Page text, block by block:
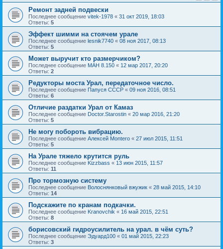
Ремонт задней подвески
Последнее сообщение vitek-1978 « 31 окт 2019, 18:03
Ответы: 5
Эффект шимми на стоячем урале
Последнее сообщение lesnik7740 « 08 ноя 2017, 08:13
Ответы: 5
Может выручит кто размерчиком?
Последнее сообщение МАН 8.150 « 12 мар 2017, 20:20
Ответы: 2
Редукторы моста Урал, передаточное число.
Последнее сообщение Папуся СССР « 09 ноя 2016, 08:51
Ответы: 6
Отличие раздатки Урал от Камаз
Последнее сообщение Doctor.Starostin « 20 мар 2016, 21:20
Ответы: 5
Не могу побороть вибрацию.
Последнее сообщение Алексей Montero « 27 июл 2015, 11:51
Ответы: 5
На Урале тяжело крутится руль
Последнее сообщение Kizzbass « 13 июн 2015, 11:57
Ответы: 11
Про тормозную систему
Последнее сообщение Волоснянковый вжужик « 28 май 2015, 14:10
Ответы: 14
Подскажите по кранам подкачки.
Последнее сообщение Kranovchik « 16 май 2015, 22:51
Ответы: 8
борисовский гидроусилитель на урал. в чём суть?
Последнее сообщение Эдуард100 « 01 май 2015, 22:23
Ответы: 3